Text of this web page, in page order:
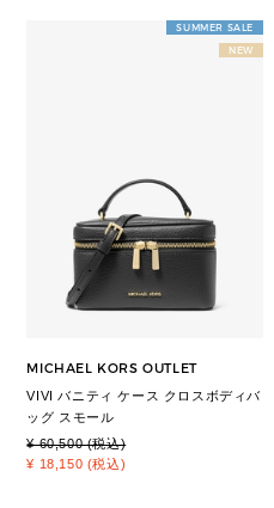
SUMMER SALE
NEW
MICHAEL KORS OUTLET
VIVI バニティ ケース クロスボディバ
ッグ スモール
¥ 60,500 (税込)
¥ 18,150 (税込)